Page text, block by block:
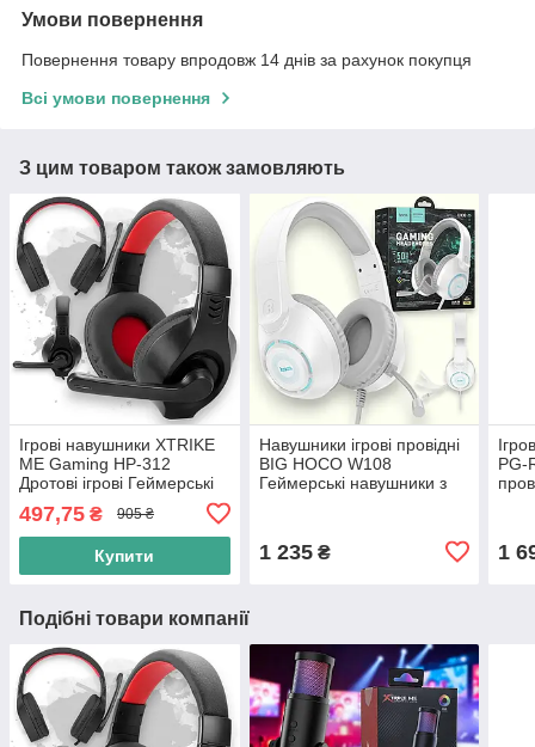
Умови повернення
Повернення товару впродовж 14 днів за рахунок покупця
Всі умови повернення
З цим товаром також замовляють
Ігрові навушники XTRIKE
ME Gaming HP-312
Дротові ігрові Геймерські
мікрофоном, чорний
497,75 ₴ 905 ₴
Купити
Навушники ігрові провідні
BIG HOCO W108
Геймерські навушники з
1 235₴
PG-
1
Подібні товари компанії